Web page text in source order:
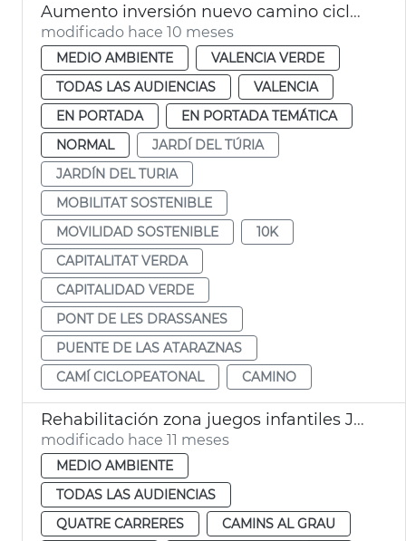
Aumento inversión nuevo camino ciclopeatonal Jardín del Túria
modificado hace 10 meses
MEDIO AMBIENTE
VALENCIA VERDE
TODAS LAS AUDIENCIAS
VALENCIA
EN PORTADA
EN PORTADA TEMÁTICA
NORMAL
JARDÍ DEL TÚRIA
JARDÍN DEL TURIA
MOBILITAT SOSTENIBLE
MOVILIDAD SOSTENIBLE
10K
CAPITALITAT VERDA
CAPITALIDAD VERDE
PONT DE LES DRASSANES
PUENTE DE LAS ATARAZNAS
CAMÍ CICLOPEATONAL
CAMINO
Rehabilitación zona juegos infantiles Jardín del Túria València
modificado hace 11 meses
MEDIO AMBIENTE
TODAS LAS AUDIENCIAS
QUATRE CARRERES
CAMINS AL GRAU